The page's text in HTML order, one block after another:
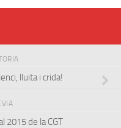
lluita i crida!
2015 de la CGT